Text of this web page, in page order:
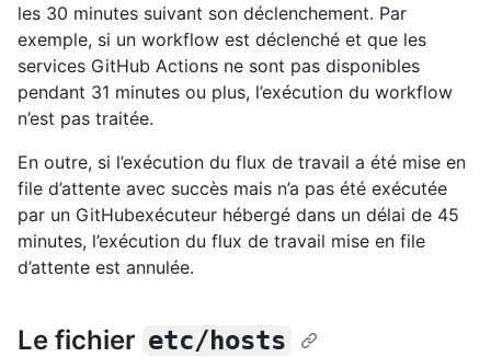
les 30 minutes suivant son déclenchement. Par
exemple, si un workflow est déclenché et que les
services GitHub Actions ne sont pas disponibles
pendant 31 minutes ou plus, l’exécution du workflow
n’est pas traitée.
En outre, si l’exécution du flux de travail a été mise en
file d’attente avec succès mais n’a pas été exécutée
par un GitHubexécuteur hébergé dans un délai de 45
minutes, l’exécution du flux de travail mise en file
d’attente est annulée.
Le fichier etc/hosts